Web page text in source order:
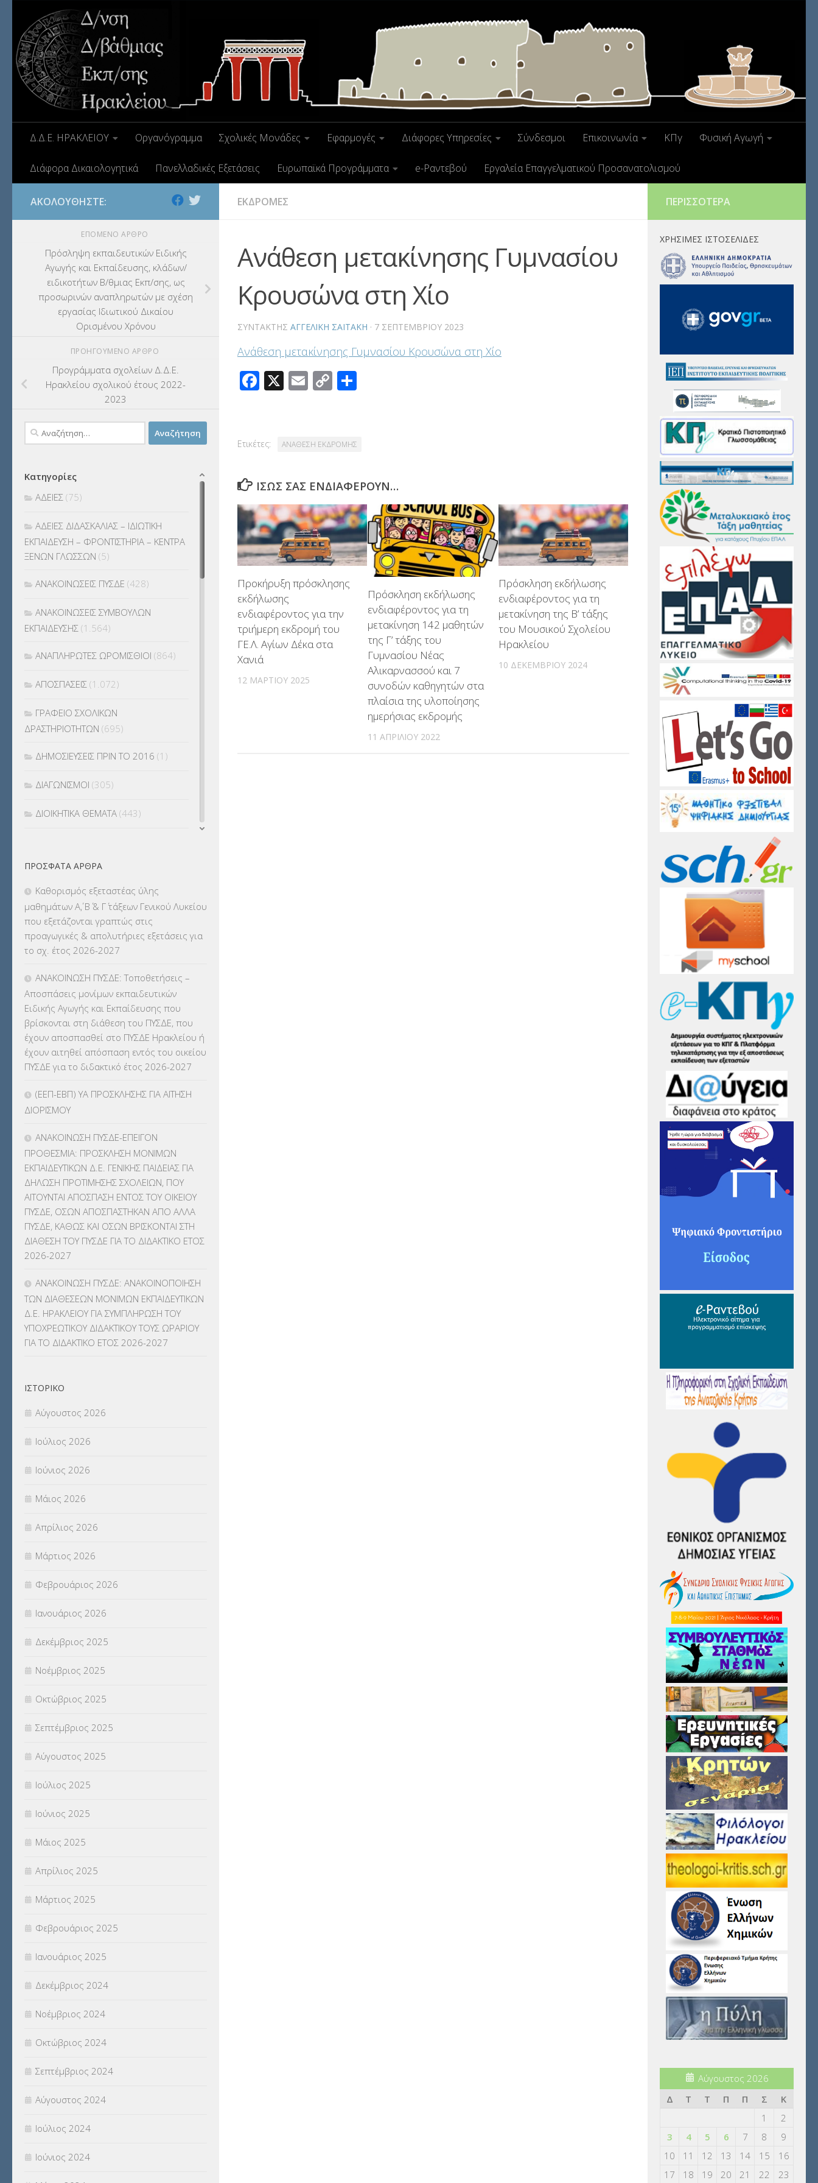
Δ.Δ.Ε. ΗΡΑΚΛΕΙΟΥ Οργανόγραμμα Σχολικές Μονάδες Εφαρμογές Διάφορες Υπηρεσίες Σύνδεσμοι Επικοινωνία ΚΠγ Φυσική Αγωγή
Διάφορα Δικαιολογητικά Πανελλαδικές Εξετάσεις Ευρωπαϊκά Προγράμματα e-Ραντεβού Εργαλεία Επαγγελματικού Προσανατολισμού
ΕΚΔΡΟΜΕΣ
Ανάθεση μετακίνησης Γυμνασίου
Κρουσώνα στη Χίο
ΣΥΝΤΆΚΤΗΣ ΑΓΓΕΛΙΚΉ ΣΑΪΤΆΚΗ · 7 ΣΕΠΤΕΜΒΡΊΟΥ 2023
Ανάθεση μετακίνησης Γυμνασίου Κρουσώνα στη Χίο
Facebook
X Email
Copy
Ετικέτες: ΑΝΑΘΕΣΗ ΕΚΔΡΟΜΗΣ
ΊΣΩΣ ΣΑΣ ΕΝΔΙΑΦΈΡΟΥΝ…
Προκήρυξη πρόσκλησης
εκδήλωσης
ενδιαφέροντος για την
τριήμερη εκδρομή του
ΓΕ.Λ. Αγίων Δέκα στα
Χανιά
12 ΜΑΡΤΊΟΥ 2025
Πρόσκληση εκδήλωσης
ενδιαφέροντος για τη
μετακίνηση 142 μαθητών
της Γ’ τάξης του
Γυμνασίου Νέας
Αλικαρνασσού και 7
συνοδών καθηγητών στα
πλαίσια της υλοποίησης
ημερήσιας εκδρομής
11 ΑΠΡΙΛΊΟΥ 2022
Πρόσκληση εκδήλωσης
ενδιαφέροντος για τη
μετακίνηση της Β’ τάξης
του Μουσικού Σχολείου
Ηρακλείου
10 ΔΕΚΕΜΒΡΊΟΥ 2024
ΑΚΟΛΟΥΘΉΣΤΕ:
ΕΠΌΜΕΝΟ ΆΡΘΡΟ
Πρόσληψη εκπαιδευτικών Ειδικής
Αγωγής και Εκπαίδευσης, κλάδων/
ειδικοτήτων Β/θμιας Εκπ/σης, ως
προσωρινών αναπληρωτών με σχέση
εργασίας Ιδιωτικού Δικαίου
Ορισμένου Χρόνου
ΠΡΟΗΓΟΎΜΕΝΟ ΆΡΘΡΟ
Προγράμματα σχολείων Δ.Δ.Ε.
Ηρακλείου σχολικού έτους 2022-
2023
Αναζήτηση
για:
Κατηγορίες
ΑΔΕΙΕΣ (75)
ΑΔΕΙΕΣ ΔΙΔΑΣΚΑΛΙΑΣ – ΙΔΙΩΤΙΚΗ
ΕΚΠΑΙΔΕΥΣΗ – ΦΡΟΝΤΙΣΤΗΡΙΑ – ΚΕΝΤΡΑ
ΞΕΝΩΝ ΓΛΩΣΣΩΝ (5)
ΑΝΑΚΟΙΝΩΣΕΙΣ ΠΥΣΔΕ (428)
ΑΝΑΚΟΙΝΩΣΕΙΣ ΣΥΜΒΟΥΛΩΝ
ΕΚΠΑΙΔΕΥΣΗΣ (1.564)
ΑΝΑΠΛΗΡΩΤΕΣ ΩΡΟΜΙΣΘΙΟΙ (864)
ΑΠΟΣΠΑΣΕΙΣ (1.072)
ΓΡΑΦΕΙΟ ΣΧΟΛΙΚΩΝ
ΔΡΑΣΤΗΡΙΟΤΗΤΩΝ (695)
ΔΗΜΟΣΙΕΥΣΕΙΣ ΠΡΙΝ ΤΟ 2016 (1)
ΔΙΑΓΩΝΙΣΜΟΙ (305)
ΔΙΟΙΚΗΤΙΚΑ ΘΕΜΑΤΑ (443)
ΕΚΔΡΟΜΕΣ(7.354)
ΕΚΠΑΙΔΕΥΤΙΚΑ ΘΕΜΑΤΑ (2.823)
ΕΠΑΛ(366)
ΕΠΙΜΟΡΦΩΣΗ Τ.Π.Ε.
ΕΥΡΩΠΑΪΚΑ ΠΡΟΓΡΑΜΜΑΤΑ(230)
ΚΕΣΥ(60)
ΚΕΣΥΠ (109)
ΚΠγ – ΚΡΑΤΙΚΟ ΠΙΣΤΟΠΟΙΗΤΙΚΟ
ΚΠπ- ΚΡΑΤΙΚΟ ΠΙΣΤΟΠΟΙΗΤΙΚΟ
ΛΟΙΠΑ(309)
ΜΑΘΗΤΕΙΑ(275)
ΜΕΤΑΘΕΣΕΙΣ-ΤΟΠΟΘΕΤΗΣΕΙΣ
ΒΕΛΤΙΩΣΕΙΣ(319)
ΜΕΤΑΤΑΞΕΙΣ
ΜΕΤΑΦΟΡΑ ΜΑΘΗΤΩΝ(3)
ΝΟΜΟΘΕΣΙΑ(66)
ΟΙΚΟΝΟΜΙΚΑ ΘΕΜΑΤΑ(73)
(18)
ΣΥΝΤΑΞΕΙΣ(12)
ΣΧΟΛΙΚΟΙ ΣΥΜΒΟΥΛΟΙ
ΥΠΕΡΑΡΙΘΜΟΙ(1)
ΥΠΟΤΡΟΦΙΕΣ(28)
ΦΥΣΙΚΗ ΑΓΩΓΗ(692)
Χωρίς κατηγορία(55)
ΠΡΌΣΦΑΤΑ ΆΡΘΡΑ
Καθορισμός εξεταστέας ύλης
μαθημάτων Α΄, Β΄ & Γ΄ τάξεων Γενικού Λυκείου
που εξετάζονται γραπτώς στις
προαγωγικές & απολυτήριες εξετάσεις για
το σχ. έτος 2026-2027
ΑΝΑΚΟΙΝΩΣΗ ΠΥΣΔΕ: Τοποθετήσεις –
Αποσπάσεις μονίμων εκπαιδευτικών
Ειδικής Αγωγής και Εκπαίδευσης που
βρίσκονται στη διάθεση του ΠΥΣΔΕ, που
έχουν αποσπασθεί στο ΠΥΣΔΕ Ηρακλείου ή
έχουν αιτηθεί απόσπαση εντός του οικείου
ΠΥΣΔΕ για το διδακτικό έτος 2026-2027
(ΕΕΠ-ΕΒΠ) ΥΑ ΠΡΟΣΚΛΗΣΗΣ ΓΙΑ ΑΙΤΗΣΗ
ΔΙΟΡΙΣΜΟΥ
ΑΝΑΚΟΙΝΩΣΗ ΠΥΣΔΕ-ΕΠΕΙΓΟΝ
ΠΡΟΘΕΣΜΙΑ: ΠΡΟΣΚΛΗΣΗ ΜΟΝΙΜΩΝ
ΕΚΠΑΙΔΕΥΤΙΚΩΝ Δ.Ε. ΓΕΝΙΚΗΣ ΠΑΙΔΕΙΑΣ ΓΙΑ
ΔΗΛΩΣΗ ΠΡΟΤΙΜΗΣΗΣ ΣΧΟΛΕΙΩΝ, ΠΟΥ
ΑΙΤΟΥΝΤΑΙ ΑΠΟΣΠΑΣΗ ΕΝΤΟΣ ΤΟΥ ΟΙΚΕΙΟΥ
ΠΥΣΔΕ, ΟΣΩΝ ΑΠΟΣΠΑΣΤΗΚΑΝ ΑΠΟ ΑΛΛΑ
ΠΥΣΔΕ, ΚΑΘΩΣ ΚΑΙ ΟΣΩΝ ΒΡΙΣΚΟΝΤΑΙ ΣΤΗ
ΔΙΑΘΕΣΗ ΤΟΥ ΠΥΣΔΕ ΓΙΑ ΤΟ ΔΙΔΑΚΤΙΚΟ ΕΤΟΣ
2026-2027
ΑΝΑΚΟΙΝΩΣΗ ΠΥΣΔΕ: ΑΝΑΚΟΙΝΟΠΟΙΗΣΗ
ΤΩΝ ΔΙΑΘΕΣΕΩΝ ΜΟΝΙΜΩΝ ΕΚΠΑΙΔΕΥΤΙΚΩΝ
Δ.Ε. ΗΡΑΚΛΕΙΟΥ ΓΙΑ ΣΥΜΠΛΗΡΩΣΗ ΤΟΥ
ΥΠΟΧΡΕΩΤΙΚΟΥ ΔΙΔΑΚΤΙΚΟΥ ΤΟΥΣ ΩΡΑΡΙΟΥ
ΓΙΑ ΤΟ ΔΙΔΑΚΤΙΚΟ ΕΤΟΣ 2026-2027
ΙΣΤΟΡΙΚΌ
Αύγουστος 2026
Ιούλιος 2026
Ιούνιος 2026
Μάιος 2026
Απρίλιος 2026
Μάρτιος 2026
Φεβρουάριος 2026
Ιανουάριος 2026
Δεκέμβριος 2025
Νοέμβριος 2025
Οκτώβριος 2025
Σεπτέμβριος 2025
Αύγουστος 2025
Ιούλιος 2025
Ιούνιος 2025
Μάιος 2025
Απρίλιος 2025
Μάρτιος 2025
Φεβρουάριος 2025
Ιανουάριος 2025
Δεκέμβριος 2024
Νοέμβριος 2024
Οκτώβριος 2024
Σεπτέμβριος 2024
Αύγουστος 2024
Ιούλιος 2024
Ιούνιος 2024
ΠΕΡΙΣΣΌΤΕΡΑ
ΧΡΉΣΙΜΕΣ ΙΣΤΟΣΕΛΊΔΕΣ
Αύγουστος 2026
Δ
Τ Τ Π Π Σ
Κ
1
2
3
4 5 6 7 8
9
10
11 12 13 14 15
16
17
18 19 20 21 22 23